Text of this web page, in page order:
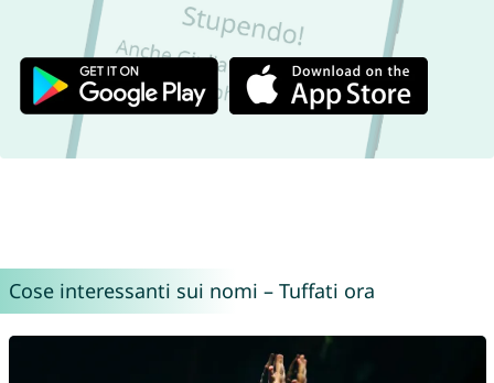
Cose interessanti sui nomi – Tuffati ora